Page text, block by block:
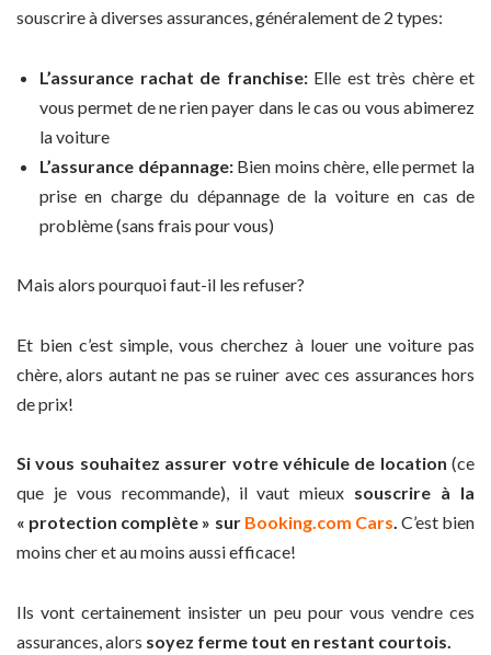
souscrire à diverses assurances, généralement de 2 types:
L’assurance rachat de franchise:Elle est très chère et
vous permet de ne rien payer dans le cas ou vous abimerez
la voiture
L’assurance dépannage:Bien moins chère, elle permet la
prise en charge du dépannage de la voiture en cas de
problème (sans frais pour vous)
Mais alors pourquoi faut-il les refuser?
Et bien c’est simple, vous cherchez à louer une voiture pas
chère, alors autant ne pas se ruiner avec ces assurances hors
de prix!
Si vous souhaitez assurer votre véhicule de location (ce
que je vous recommande), il vaut mieux souscrire à la
« protection complète » sur Booking.com Cars. C’est bien
moins cher et au moins aussi efficace!
Ils vont certainement insister un peu pour vous vendre ces
assurances, alors soyez ferme tout en restant courtois.